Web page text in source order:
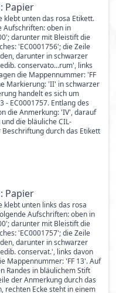
Papier
klebt unten das rosa Etikett.
Aufschriften: oben in
darunter mit Bleistift die
'EC0001756'; die Zeile
darunter in schwarzer
conservato...rum', links
die Mappennummer: 'FF
Markierung: 'II' in schwarzer
handelt es sich um
- EC0001757. Entlang des
die Anmerkung: 'IV', darauf
die bläuliche CIL-
durch das Etikett
Papier
klebt unten links das rosa
Aufschriften: oben in
darunter mit Bleistift die
'EC0001757'; die Zeile
darunter in schwarzer
conservat.', links davon
Mappennummer: 'FF 13'. Auf
Randes in bläulichem Stift
der Anmerkung durch das
rechten Ecke steht in einem